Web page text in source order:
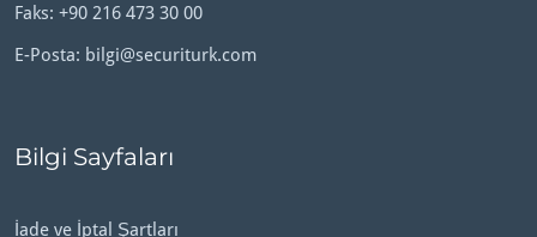
Faks: +90 216 473 30 00
E-Posta: bilgi@securiturk.com
Bilgi Sayfaları
İade ve İptal Şartları